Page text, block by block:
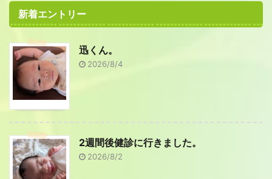
新着エントリー
迅くん。
2026/8/4
2週間後健診に行きました。
2026/8/2